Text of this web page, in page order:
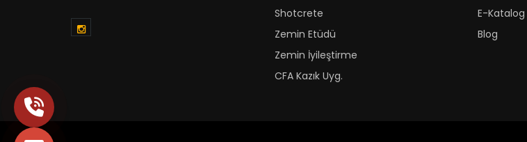
Shotcrete
Zemin Etüdü
Zemin İyileştirme
CFA Kazık Uyg.
E-Katalog
Blog